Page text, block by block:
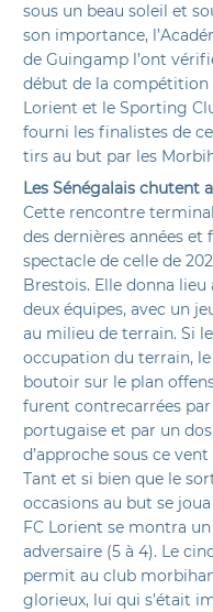
sous un beau soleil et
son importance,
de Guingamp l’ont
début de la compétition
Lorient et le Sporting
fourni les finalistes de
tirs au but par les
Les Sénégalais chutent
Cette rencontre
des dernières années et
spectacle de celle de
Brestois. Elle donna
deux équipes, avec un
au milieu de terrain. Si
occupation du terrain,
boutoir sur le plan
furent contrecarrées
portugaise et par un
d’approche sous ce
Tant et si bien que le
occasions au but se
FC Lorient se montra
adversaire (5 à 4). Le
permit au club
glorieux, lui qui s’était